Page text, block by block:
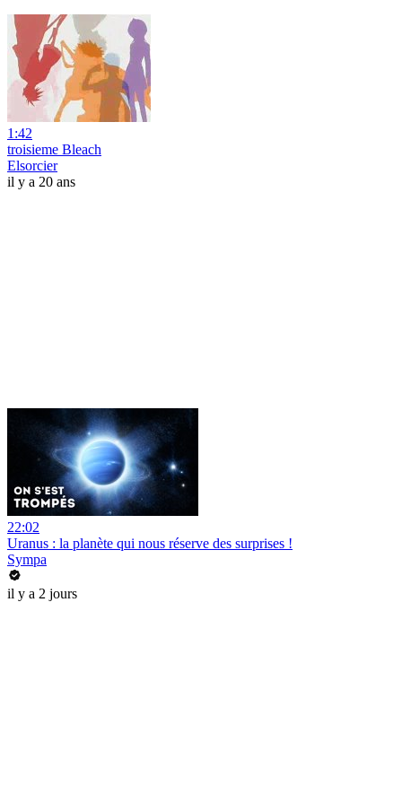
1:42
troisieme Bleach
Elsorcier
il y a 20 ans
22:02
Uranus : la planète qui nous réserve des surprises !
Sympa
il y a 2 jours